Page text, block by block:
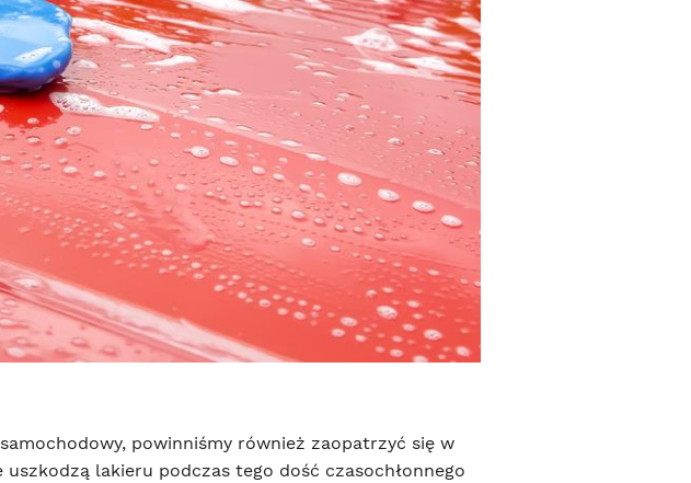
powinniśmy również zaopatrzyć się w
uszkodzą lakieru podczas tego dość czasochłonnego